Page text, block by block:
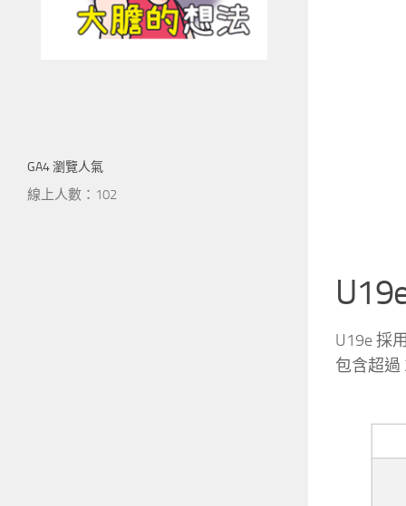
U19e 採
包含超過
GA4 瀏覽人氣
線上人數：102